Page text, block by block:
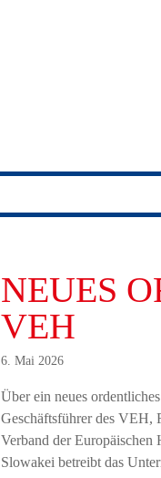
NEUES
VEH
6. Mai 2026
Über ein neues
Geschäftsführer des VEH,
Verband der
Slowakei betreibt das